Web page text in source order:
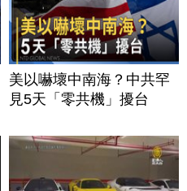
美以嚇壞中南海？中共罕
見5天「零共機」擾台